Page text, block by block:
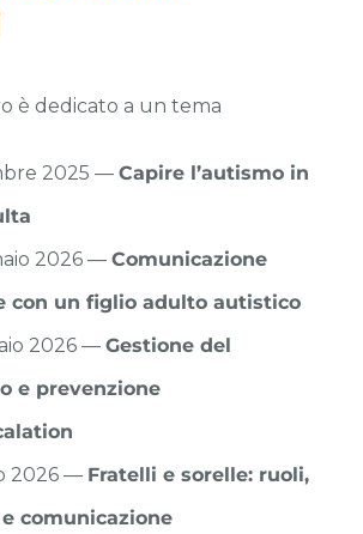
è dedicato a un tema
2025 — Capire l’autismo in
2026 — Comunicazione
con un figlio adulto autistico
2026 — Gestione del
e prevenzione
2026 — Fratelli e sorelle: ruoli,
comunicazione